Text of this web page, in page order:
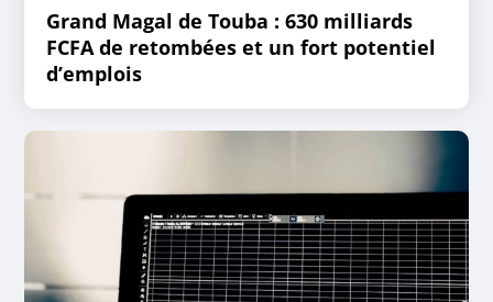
Grand Magal de Touba : 630 milliards
FCFA de retombées et un fort potentiel
d’emplois